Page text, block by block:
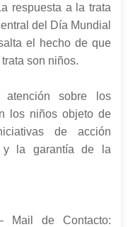
respuesta a la trata
del Día Mundial
el hecho de que
son niños.
sobre los
los niños objeto de
de acción
y la garantía de la
Mail de Contacto: